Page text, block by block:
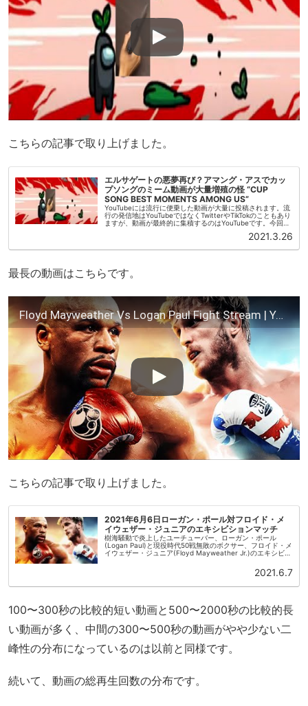
こちらの記事で取り上げました。
エルサゲートの悪夢再び？アマング・アスでカッ
プソングのミーム動画が大量増殖の怪 “CUP
SONG BEST MOMENTS AMONG US”
YouTubeには流行に便乗した動画が大量に投稿されます。流
行の発信地はYouTubeではなくTwitterやTikTokのこともあり
ますが、動画が最終的に集積するのはYouTubeです。今回取
2021.3.26
最長の動画はこちらです。
Floyd Mayweather Vs Logan Paul Fight Stream | Youtube Fight Night
こちらの記事で取り上げました。
2021年6月6日ローガン・ポール対フロイド・メ
イウェザー・ジュニアのエキシビションマッチ
樹海騒動で炎上したユーチューバー、ローガン・ポール
(Logan Paul)と現役時代50戦無敗のボクサー、フロイド・メ
イウェザー・ジュニア(Floyd Mayweather Jr.)のエキシビシ
2021.6.7
100〜300秒の比較的短い動画と500〜2000秒の比較的長
い動画が多く、中間の300〜500秒の動画がやや少ない二
峰性の分布になっているのは以前と同様です。
続いて、動画の総再生回数の分布です。